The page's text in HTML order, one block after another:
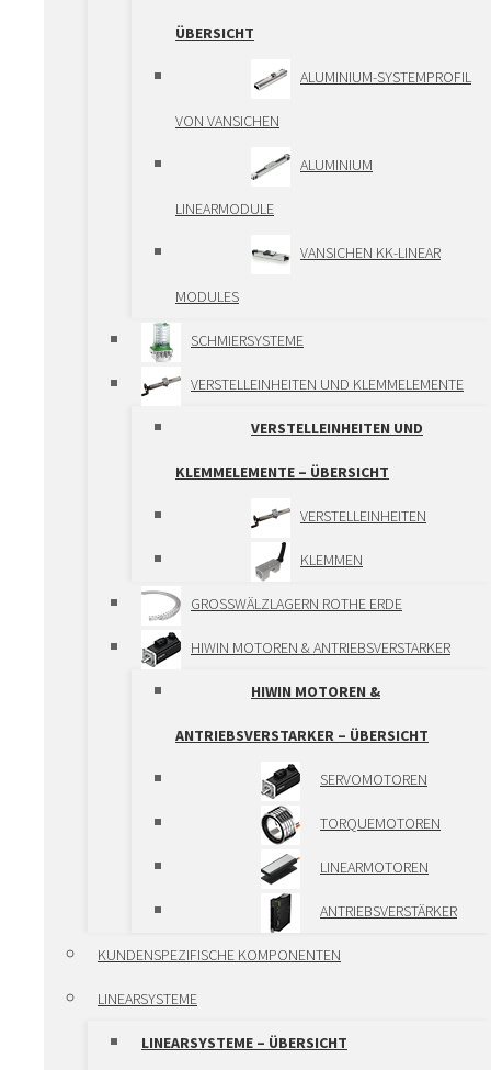
PLANETENROLLENGEWINDETRIEBE
SCHNECKENHUBGETRIEBES
KUGELNUTWELLE
POSITIONIERSYSTEME
POSITIONIERSYSTEME –
ÜBERSICHT
ALUMINIUM
LINEARMODULE
VANSICHEN KK-LINEAR
SCHMIERSYSTEME
VERSTELLEINHEITEN UND
ÜBERSICHT
ALUMINIUM-SYSTEMPROFIL
VON VANSICHEN
ALUMINIUM
LINEARMODULE
VANSICHEN KK-LINEAR
MODULES
SCHMIERSYSTEME
VERSTELLEINHEITEN UND KLEMMELEMENTE
VERSTELLEINHEITEN UND
KLEMMELEMENTE – ÜBERSICHT
VERSTELLEINHEITEN
KLEMMEN
GROSSWÄLZLAGERN ROTHE ERDE
HIWIN MOTOREN & ANTRIEBSVERSTARKER
HIWIN MOTOREN &
ANTRIEBSVERSTARKER – ÜBERSICHT
SERVOMOTOREN
TORQUEMOTOREN
LINEARMOTOREN
ANTRIEBSVERSTÄRKER
KUNDENSPEZIFISCHE KOMPONENTEN
LINEARSYSTEME
LINEARSYSTEME – ÜBERSICHT